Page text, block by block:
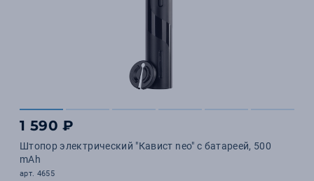
1 590 ₽
Штопор электрический "Кавист neo" с батареей, 500
mAh
арт. 4655